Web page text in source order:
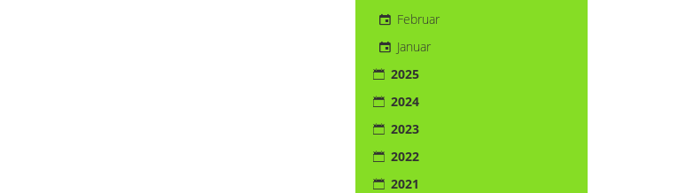
Februar
Januar
2025
2024
2023
2022
2021